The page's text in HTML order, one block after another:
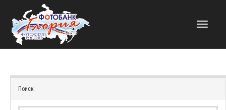
НАВИГАЦИЯ
Поиск